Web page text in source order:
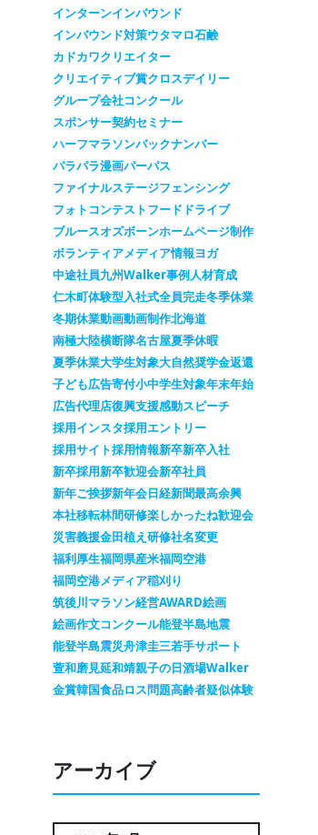
インターンインバウンド
インバウンド対策ウタマロ石鹸
カドカワクリエイター
クリエイティブ賞クロスデイリー
グループ会社コンクール
スポンサー契約セミナー
ハーフマラソンバックナンバー
パラパラ漫画パーパス
ファイナルステージフェンシング
フォトコンテストフードドライブ
ブルースオズボーンホームページ制作
ボランティアメディア情報ヨガ
中途社員九州Walker事例人材育成
仁木町体験型入社式全員完走冬季休業
冬期休業動画動画制作北海道
南極大陸横断隊名古屋夏季休暇
夏季休業大学生対象大自然奨学金返還
子ども広告寄付小中学生対象年末年始
広告代理店復興支援感動スピーチ
採用インスタ採用エントリー
採用サイト採用情報新卒新卒入社
新卒採用新卒歓迎会新卒社員
新年ご挨拶新年会日経新聞最高余興
本社移転林間研修楽しかったね歓迎会
災害義援金田植え研修社名変更
福利厚生福岡県産米福岡空港
福岡空港メディア稲刈り
筑後川マラソン経営AWARD絵画
絵画作文コンクール能登半島地震
能登半島震災舟津圭三若手サポート
萱和磨見延和靖親子の日酒場Walker
金賞韓国食品ロス問題高齢者疑似体験
アーカイブ